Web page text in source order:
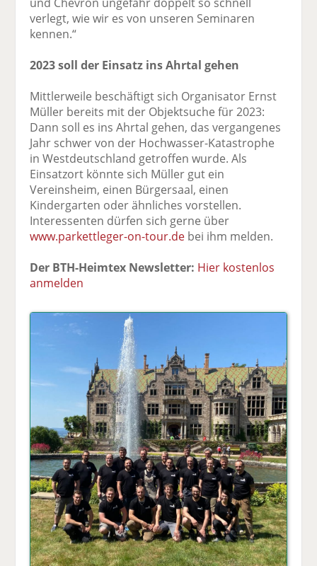
verlegt, wie wir es von unseren Seminaren
kennen.“
2023 soll der Einsatz ins Ahrtal gehen
Mittlerweile beschäftigt sich Organisator Ernst
Müller bereits mit der Objektsuche für 2023:
Dann soll es ins Ahrtal gehen, das vergangenes
Jahr schwer von der Hochwasser-Katastrophe
in Westdeutschland getroffen wurde. Als
Einsatzort könnte sich Müller gut ein
Vereinsheim, einen Bürgersaal, einen
Kindergarten oder ähnliches vorstellen.
Interessenten dürfen sich gerne über
www.parkettleger-on-tour.de bei ihm melden.
Der BTH-Heimtex Newsletter: Hier kostenlos
anmelden